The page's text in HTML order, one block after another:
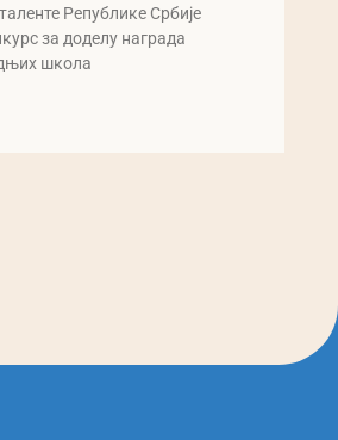
Републике Србије
за доделу награда
школа